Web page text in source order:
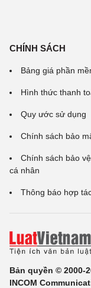
CHÍNH SÁCH
Bảng giá phần
Hình thức thanh
Quy ước sử dụng
Chính sách bảo
Chính sách bảo
cá nhân
Thông báo hợp
Bản quyền © 2000-
INCOM